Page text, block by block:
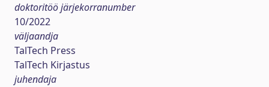
doktoritöö järjekorranumber
10/2022
väljaandja
TalTech Press
TalTech Kirjastus
juhendaja